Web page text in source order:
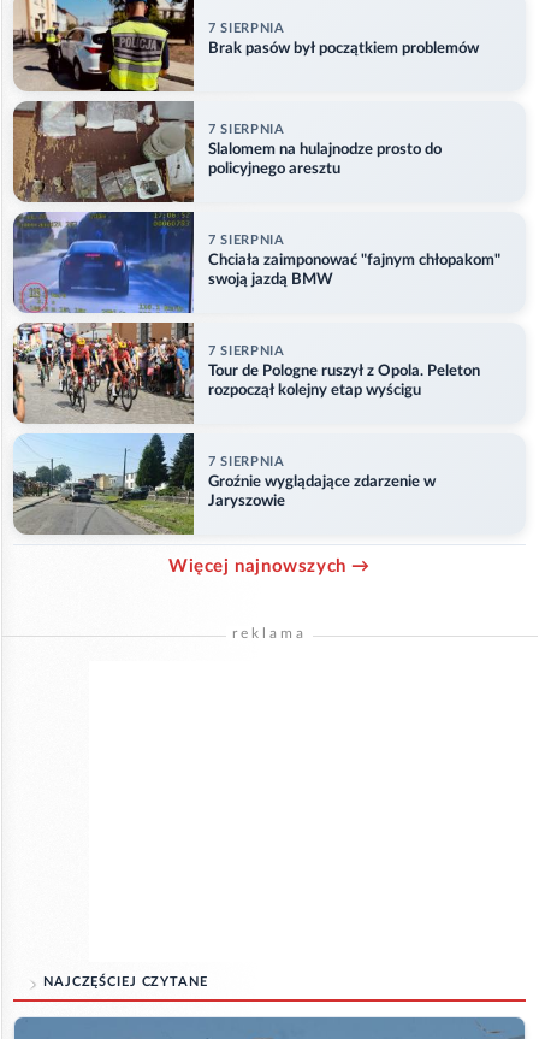
7 SIERPNIA
Brak pasów był początkiem problemów
7 SIERPNIA
Slalomem na hulajnodze prosto do
policyjnego aresztu
7 SIERPNIA
Chciała zaimponować "fajnym chłopakom"
swoją jazdą BMW
7 SIERPNIA
Tour de Pologne ruszył z Opola. Peleton
rozpoczął kolejny etap wyścigu
7 SIERPNIA
Groźnie wyglądające zdarzenie w
Jaryszowie
Więcej najnowszych →
reklama
NAJCZĘŚCIEJ CZYTANE